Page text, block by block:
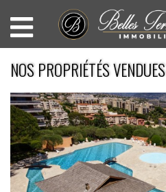
NOS PROPRIÉTÉS VENDUES